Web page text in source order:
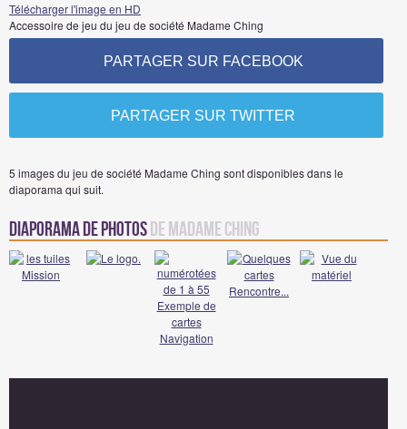
Télécharger l'image en HD
Accessoire de jeu du jeu de société Madame Ching
PARTAGER SUR FACEBOOK
PARTAGER SUR TWITTER
5 images du jeu de société Madame Ching sont disponibles dans le
diaporama qui suit.
Diaporama de Photosde Madame Ching